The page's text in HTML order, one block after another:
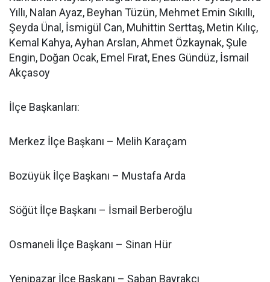
Yıllı, Nalan Ayaz, Beyhan Tüzün, Mehmet Emin Sıkıllı,
Şeyda Ünal, İsmigül Can, Muhittin Serttaş, Metin Kılıç,
Kemal Kahya, Ayhan Arslan, Ahmet Özkaynak, Şule
Engin, Doğan Ocak, Emel Fırat, Enes Gündüz, İsmail
Akçasoy
İlçe Başkanları:
Merkez İlçe Başkanı – Melih Karaçam
Bozüyük İlçe Başkanı – Mustafa Arda
Söğüt İlçe Başkanı – İsmail Berberoğlu
Osmaneli İlçe Başkanı – Sinan Hür
Yenipazar İlçe Başkanı – Şaban Bayrakçı